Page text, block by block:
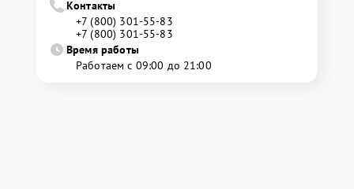
Контакты
+7 (800) 301-55-83
+7 (800) 301-55-83
Время работы
Работаем с 09:00 до 21:00